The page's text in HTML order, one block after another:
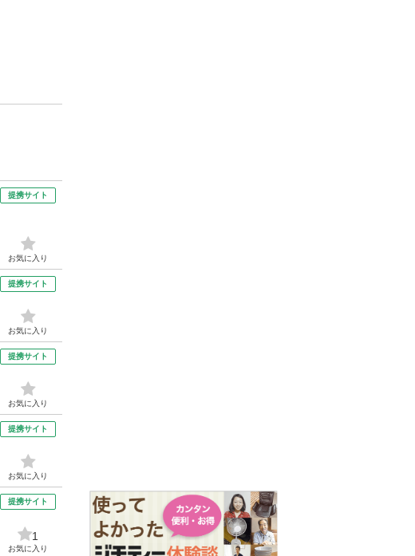
提携サイト
お気に入り
提携サイト
お気に入り
提携サイト
お気に入り
提携サイト
お気に入り
提携サイト
1
お気に入り